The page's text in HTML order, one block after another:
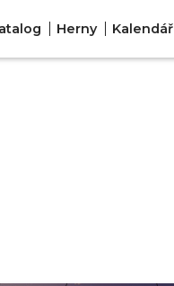
Herny Kalendář